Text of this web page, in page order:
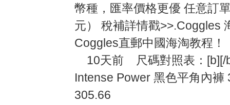
幣種，匯率價格更優 任意訂
元） 稅補詳情戳>>.Coggles
Coggles直郵中國海淘教
10天前 尺碼對照表：[b][/
Intense Power 黑色平角內褲
305.66